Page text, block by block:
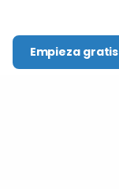
Empieza gratis